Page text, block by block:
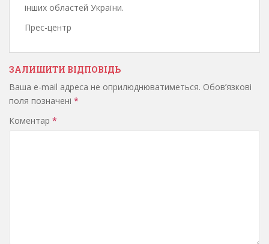
інших областей України.
Прес-центр
ЗАЛИШИТИ ВІДПОВІДЬ
Ваша e-mail адреса не оприлюднюватиметься. Обов’язкові
поля позначені *
Коментар *